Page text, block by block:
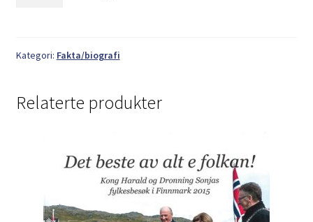
Kategori: Fakta/biografi
Relaterte produkter